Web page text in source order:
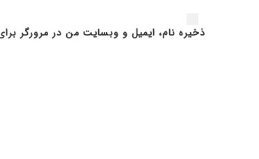
ذخیره نام، ایمیل و وبسایت من در مرورگر